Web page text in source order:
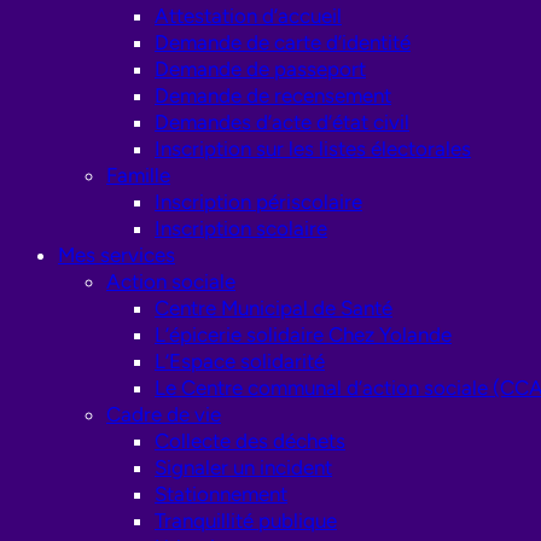
Attestation d’accueil
Demande de carte d’identité
Demande de passeport
Demande de recensement
Demandes d’acte d’état civil
Inscription sur les listes électorales
Famille
Inscription périscolaire
Inscription scolaire
Mes services
Action sociale
Centre Municipal de Santé
L’épicerie solidaire Chez Yolande
L’Espace solidarité
Le Centre communal d’action sociale
Cadre de vie
Collecte des déchets
Signaler un incident
Stationnement
Tranquillité publique